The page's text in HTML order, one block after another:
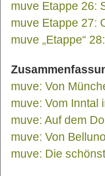
muve Etappe 26:
muve Etappe 27:
muve „Etappe“
muve: Von
muve: Vom Inntal
muve: Auf dem
muve: Von
muve: Die